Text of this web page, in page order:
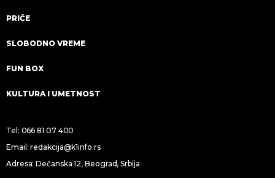
PRIČE
SLOBODNO VREME
FUN BOX
KULTURA I UMETNOST
Tel: 066 81 07 400
Email:redakcija@k1info.rs
Adresa: Dečanska 12, Beograd, Srbija